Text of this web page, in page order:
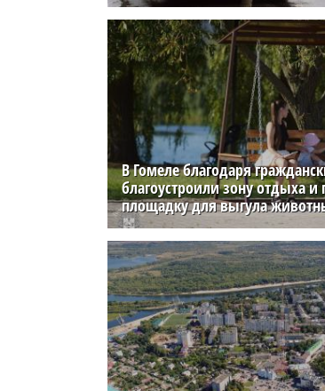
В Гомеле благодаря
благоустроили зону отдыха и
площадку для выгула